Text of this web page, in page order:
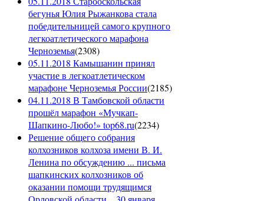
бегунья Юлия Рыжанкова стала
победительницей самого крупного
легкоатлетического марафона
Черноземья(2308)
05.11.2018 Камышанин принял
участие в легкоатлетическом
марафоне Черноземья России(2185)
04.11.2018 В Тамбовской области
прошёл марафон «Мучкап-
Шапкино-Любо!» top68.ru(2234)
Решение общего собрания
колхозников колхоза имени В. И.
Ленина по обсуждению ... письма
шапкинских колхозников об
оказании помощи трудящимся